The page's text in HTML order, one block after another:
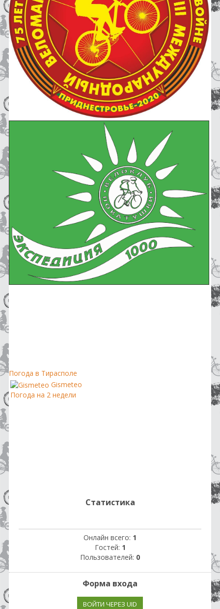
Погода в Тирасполе
Gismeteo
Погода на 2 недели
Статистика
Онлайн всего: 1
Гостей: 1
Пользователей: 0
Форма входа
ВОЙТИ ЧЕРЕЗ UID